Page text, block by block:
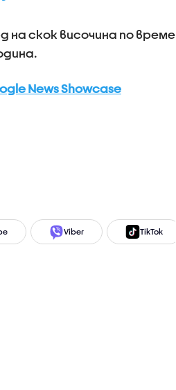
скок височина по време
News Showcase
Viber TikTok